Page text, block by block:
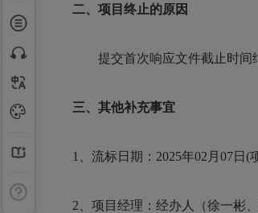
二、项目终止的原因
提交首次响应文件截止时间
三、其他补充事宜
1、流标日期：2025年02月07日(
2、项目经理：经办人（徐一彬